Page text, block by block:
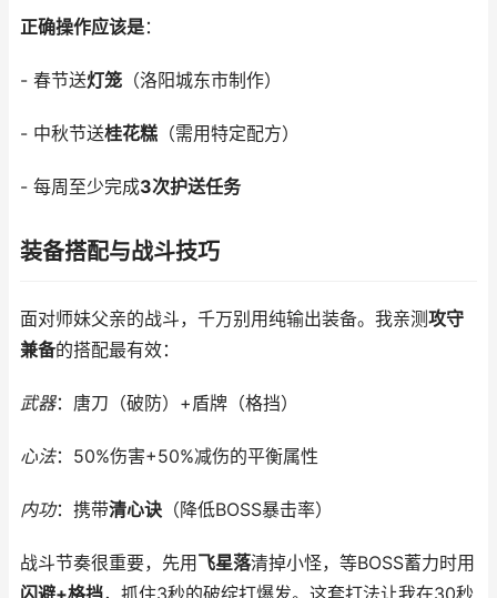
正确操作应该是：
- 春节送灯笼 （洛阳城东市制作）
- 中秋节送桂花糕 （需用特定配方）
- 每周至少完成3次护送任务
装备搭配与战斗技巧
面对师妹父亲的战斗，千万别用纯输出装备。我亲测攻守
兼备的搭配最有效：
武器：唐刀（破防）+盾牌（格挡）
心法：50%伤害+50%减伤的平衡属性
内功：携带清心诀 （降低BOSS暴击率）
战斗节奏很重要，先用 飞星落清掉小怪，等BOSS蓄力时用